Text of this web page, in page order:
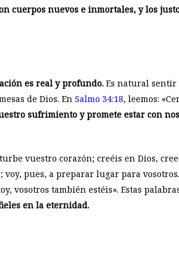
cuerpos nuevos e inmortales, y los
es real y profundo. Es natural sentir
de Dios. En Salmo 34:18, leemos:
sufrimiento y promete estar con
turbe vuestro corazón; creéis en Dios,
pues, a preparar lugar para
vosotros también estéis». Estas
en la eternidad.